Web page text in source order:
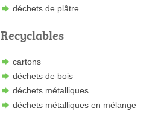
déchets de plâtre
Recyclables
cartons
déchets de bois
déchets métalliques
déchets métalliques en mélange